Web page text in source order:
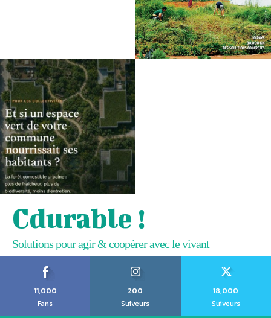
Cdurable !
Solutions pour agir & coopérer avec le vivant
11,000
Fans
200
Suiveurs
18,000
Suiveurs